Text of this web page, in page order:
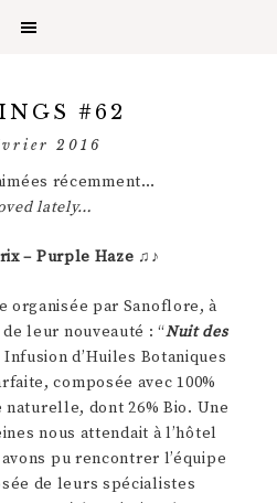
#62
2016
récemment…
lately…
– Purple Haze ♫♪
organisée par Sanoflore, à
leur nouveauté : “Nuit des
Infusion d’Huiles Botaniques
composée avec 100%
naturelle, dont 26% Bio. Une
nous attendait à l’hôtel
pu rencontrer l’équipe
de leurs spécialistes